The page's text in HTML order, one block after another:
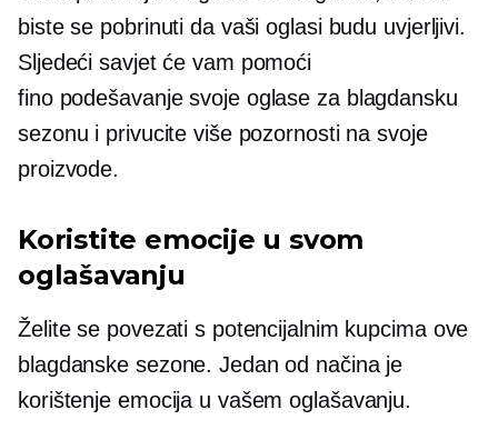
biste se pobrinuti da vaši oglasi budu uvjerljivi.
Sljedeći savjet će vam pomoći
fino podešavanjesvoje oglase za blagdansku
sezonu i privucite više pozornosti na svoje
proizvode.
Koristite emocije u svom
oglašavanju
Želite se povezati s potencijalnim kupcima ove
blagdanske sezone. Jedan od načina je
korištenje emocija u vašem oglašavanju.